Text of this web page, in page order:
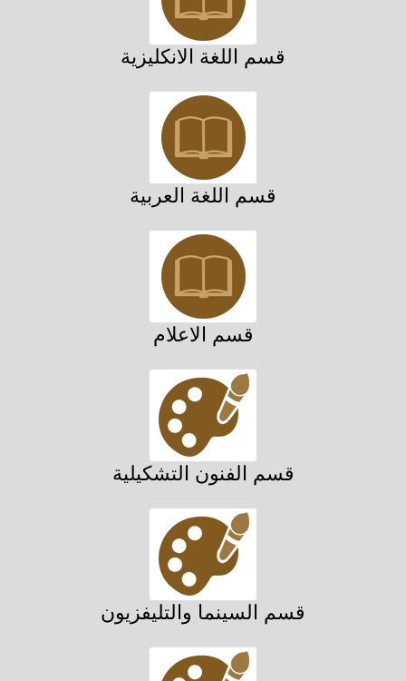
قسم اللغة الانكليزية
قسم اللغة العربية
قسم الاعلام
قسم الفنون التشكيلية
قسم السينما والتليفزيون